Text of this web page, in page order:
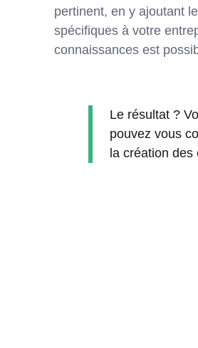
pertinent, en y ajoutant
spécifiques à votre
connaissances est
Le résultat ?
pouvez vous
la création des